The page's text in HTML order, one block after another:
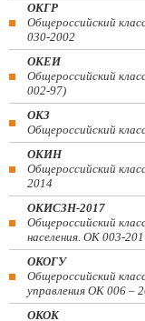
ОКГР
Общероссийский
030-2002
ОКЕИ
Общероссийский
002-97)
ОКЗ
Общероссийский
ОКИН
Общероссийский
2014
ОКИСЗН-2017
Общероссийский
населения. ОК 003-
ОКОГУ
Общероссийский
управления ОК 006 –
ОКОК